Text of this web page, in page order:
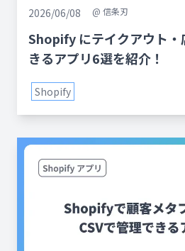
2026/06/08 @ 信条刃
Shopify にテイクアウト・
きるアプリ6選を紹介！
Shopify